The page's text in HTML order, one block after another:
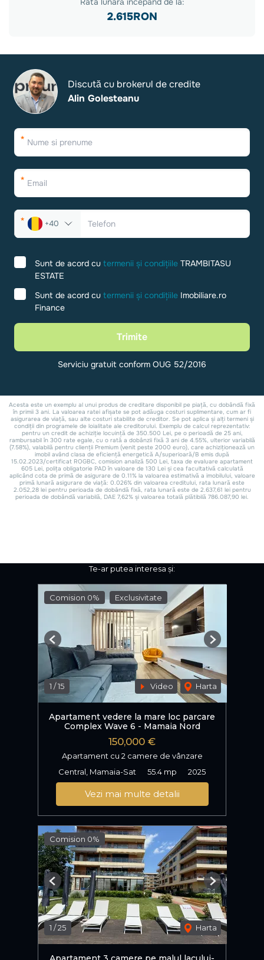
Te-ar putea interesa și:
Comision 0% Exclusivitate
1 /15 Video Harta
Previous Next
Apartament vedere la mare loc parcare
Complex Wave 6 - Mamaia Nord
150,000 €
Apartament cu 2 camere de vânzare
Central, Mamaia-Sat
55.4 mp 2025
Vezi mai multe detalii
Comision 0%
1 /25 Harta
Previous Next